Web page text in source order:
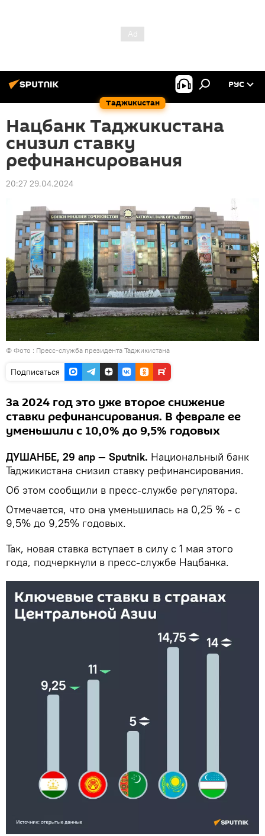
Таджикистан
РУС
Нацбанк Таджикистана
снизил ставку
рефинансирования
20:27 29.04.2024
© Фото : Пресс-служба президента Таджикистана
Подписаться
За 2024 год это уже второе снижение
ставки рефинансирования. В феврале ее
уменьшили с 10,0% до 9,5% годовых
ДУШАНБЕ, 29 апр — Sputnik. Национальный банк
Таджикистана снизил ставку рефинансирования.
Об этом сообщили в пресс-службе регулятора.
Отмечается, что она уменьшилась на 0,25 % - с
9,5% до 9,25% годовых.
Так, новая ставка вступает в силу с 1 мая этого
года, подчеркнули в пресс-службе Нацбанка.